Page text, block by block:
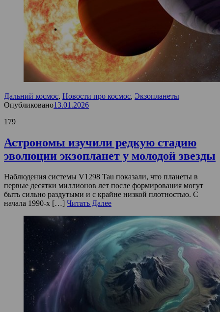
Дальний космос, Новости про космос, Экзопланеты
Опубликовано13.01.2026
179
Астрономы изучили редкую стадию
эволюции экзопланет у молодой звезды
Наблюдения системы V1298 Tau показали, что планеты в
первые десятки миллионов лет после формирования могут
быть сильно раздутыми и с крайне низкой плотностью. С
начала 1990-х […] Читать Далее